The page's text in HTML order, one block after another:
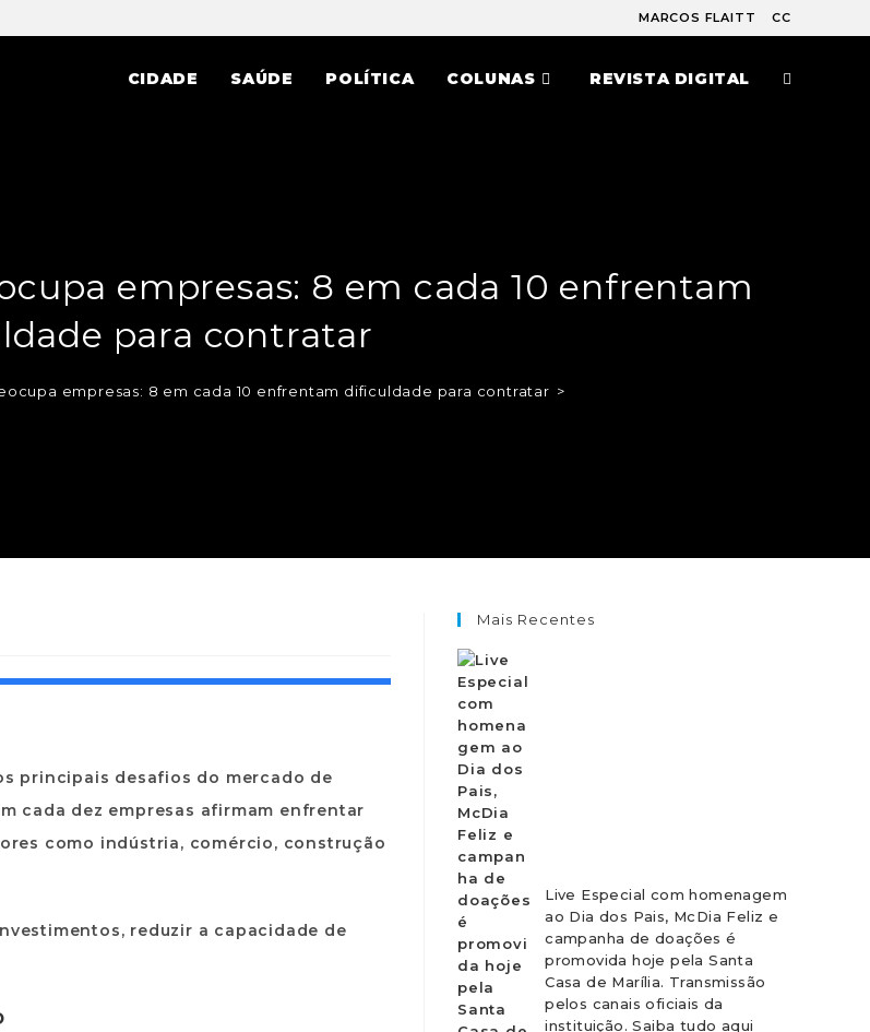
MARCOS FLAITT CC
CIDADE SAÚDE POLÍTICA COLUNAS REVISTA DIGITAL
empresas: 8 em cada 10 enfrentam
para contratar
empresas: 8 em cada 10 enfrentam dificuldade para contratar >
principais desafios do mercado de
cada dez empresas afirmam enfrentar
como indústria, comércio, construção
reduzir a capacidade de
Mais Recentes
Live Especial com homenagem
ao Dia dos Pais, McDia Feliz e
campanha de doações é
promovida hoje pela Santa
Casa de Marília. Transmissão
pelos canais oficiais da
instituição. Saiba tudo aqui